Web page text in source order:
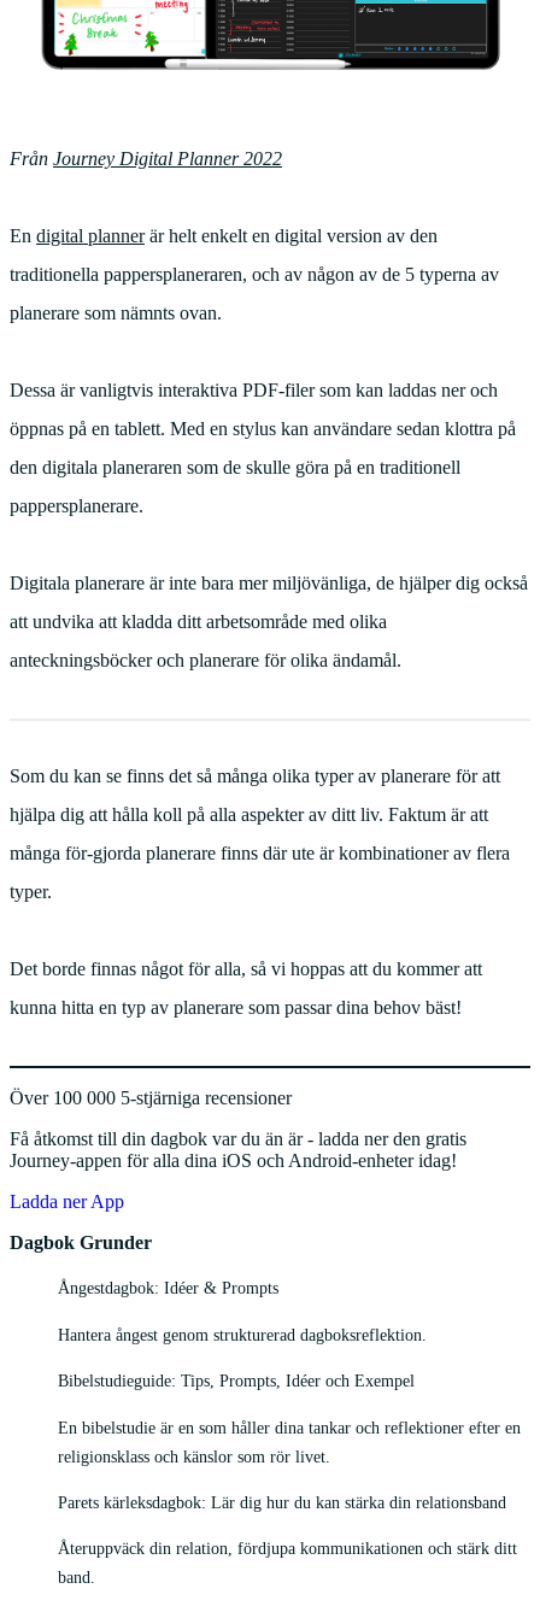
Från Journey Digital Planner 2022
En digital plannerär helt enkelt en digital version av den
traditionella pappersplaneraren, och av någon av de 5 typerna av
planerare som nämnts ovan.
Dessa är vanligtvis interaktiva PDF-filer som kan laddas ner och
öppnas på en tablett. Med en stylus kan användare sedan klottra på
den digitala planeraren som de skulle göra på en traditionell
pappersplanerare.
Digitala planerare är inte bara mer miljövänliga, de hjälper dig också
att undvika att kladda ditt arbetsområde med olika
anteckningsböcker och planerare för olika ändamål.
Som du kan se finns det så många olika typer av planerare för att
hjälpa dig att hålla koll på alla aspekter av ditt liv. Faktum är att
många för-gjorda planerare finns där ute är kombinationer av flera
typer.
Det borde finnas något för alla, så vi hoppas att du kommer att
kunna hitta en typ av planerare som passar dina behov bäst!
Över 100 000 5-stjärniga recensioner
Få åtkomst till din dagbok var du än är - ladda ner den gratis
Journey-appen för alla dina iOS och Android-enheter idag!
Ladda ner App
Dagbok Grunder
Ångestdagbok: Idéer & Prompts
Hantera ångest genom strukturerad dagboksreflektion.
Bibelstudieguide: Tips, Prompts, Idéer och Exempel
En bibelstudie är en som håller dina tankar och reflektioner efter en
religionsklass och känslor som rör livet.
Parets kärleksdagbok: Lär dig hur du kan stärka din relationsband
Återuppväck din relation, fördjupa kommunikationen och stärk ditt
band.